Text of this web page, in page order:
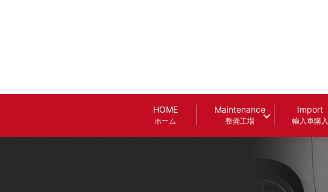
HOME
ホーム
Maintenance
整備工場
Import
輸入車購入